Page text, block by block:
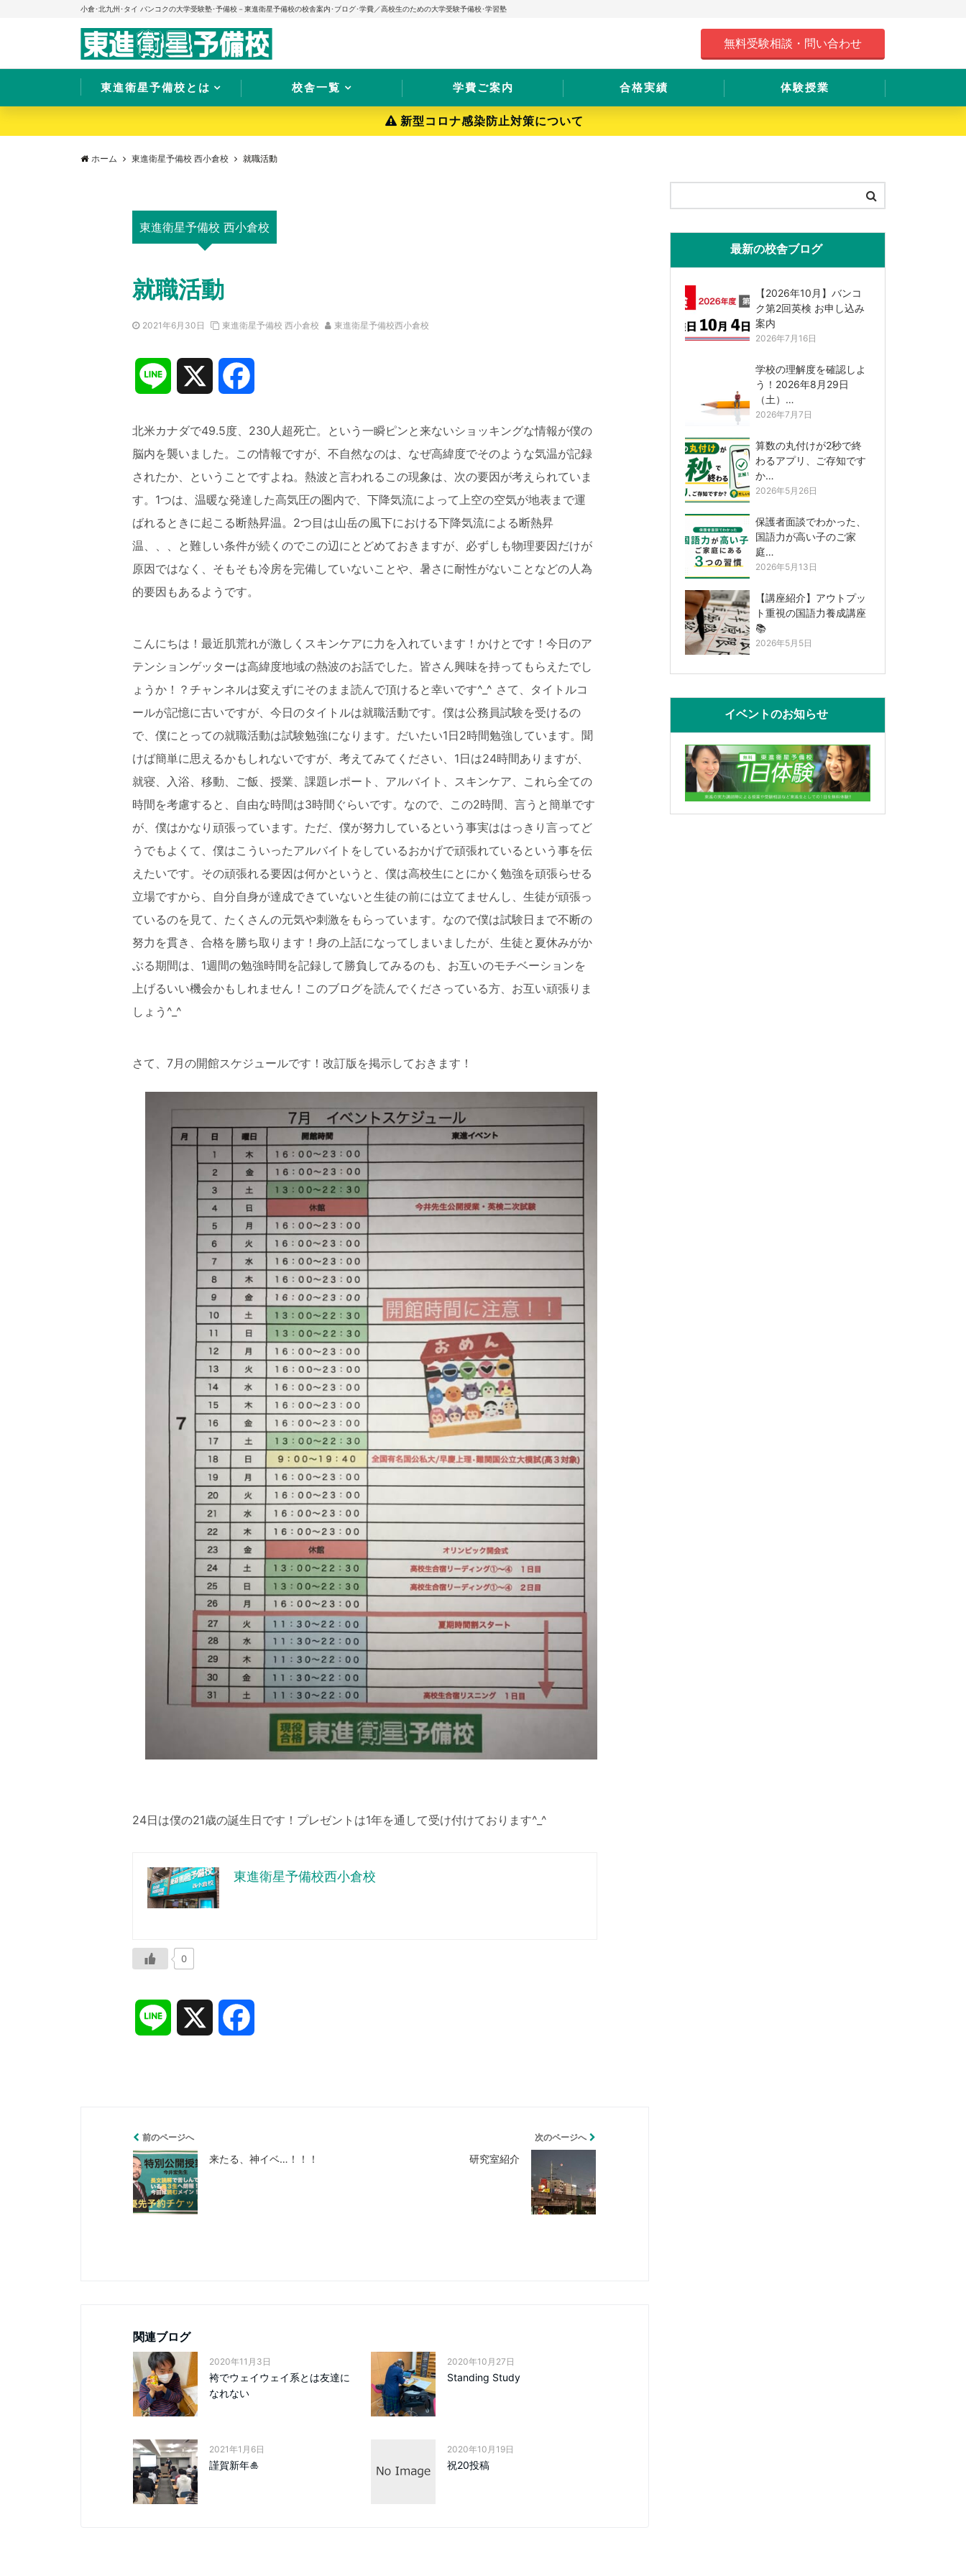
小倉･北九州･タイ バンコクの大学受験塾･予備校－東進衛星予備校の校舎案内･ブログ･学費／高校生のための大学受験予備校･学習塾
無料受験相談・問い合わせ
東進衛星予備校とは 校舎一覧 学費ご案内 合格実績 体験授業
新型コロナ感染防止対策について
ホーム 東進衛星予備校 西小倉校 就職活動
東進衛星予備校 西小倉校
就職活動
2021年6月30日 東進衛星予備校 西小倉校 東進衛星予備校西小倉校
n
e
c
e
b
o
北米カナダで49.5度、230人超死亡。という一瞬ピンと来ないショッキングな情報が僕の
脳内を襲いました。この情報ですが、不自然なのは、なぜ高緯度でそのような気温が記録
されたか、ということですよね。熱波と言われるこの現象は、次の要因が考えられていま
す。1つは、温暖な発達した高気圧の圏内で、下降気流によって上空の空気が地表まで運
ばれるときに起こる断熱昇温。2つ目は山岳の風下における下降気流による断熱昇
温、、、と難しい条件が続くのでこの辺にとどめておきますが、必ずしも物理要因だけが
原因ではなく、そもそも冷房を完備していないことや、暑さに耐性がないことなどの人為
的要因もあるようです。
こんにちは！最近肌荒れが激しくスキンケアに力を入れています！かけとです！今日のア
テンションゲッターは高緯度地域の熱波のお話でした。皆さん興味を持ってもらえたでし
ょうか！？チャンネルは変えずにそのまま読んで頂けると幸いです^_^ さて、タイトルコ
ールが記憶に古いですが、今日のタイトルは就職活動です。僕は公務員試験を受けるの
で、僕にとっての就職活動は試験勉強になります。だいたい1日2時間勉強しています。聞
けば簡単に思えるかもしれないですが、考えてみてください、1日は24時間ありますが、
就寝、入浴、移動、ご飯、授業、課題レポート、アルバイト、スキンケア、これら全ての
時間を考慮すると、自由な時間は3時間ぐらいです。なので、この2時間、言うと簡単です
が、僕はかなり頑張っています。ただ、僕が努力しているという事実ははっきり言ってど
うでもよくて、僕はこういったアルバイトをしているおかげで頑張れているという事を伝
えたいです。その頑張れる要因は何かというと、僕は高校生にとにかく勉強を頑張らせる
立場ですから、自分自身が達成できていないと生徒の前には立てませんし、生徒が頑張っ
ているのを見て、たくさんの元気や刺激をもらっています。なので僕は試験日まで不断の
努力を貫き、合格を勝ち取ります！身の上話になってしまいましたが、生徒と夏休みがか
ぶる期間は、1週間の勉強時間を記録して勝負してみるのも、お互いのモチベーションを
上げるいい機会かもしれません！このブログを読んでくださっている方、お互い頑張りま
しょう^_^
さて、7月の開館スケジュールです！改訂版を掲示しておきます！
24日は僕の21歳の誕生日です！プレゼントは1年を通して受け付けております^_^
東進衛星予備校西小倉校
0
b
前のページへ
来たる、神イベ…！！！
次のページへ
研究室紹介
関連ブログ
2020年11月3日
袴でウェイウェイ系とは友達に
なれない
2020年10月27日
Standing Study
2021年1月6日
謹賀新年🎍
2020年10月19日
祝20投稿
最新の校舎ブログ
【2026年10月】バンコ
ク第2回英検 お申し込み
案内
2026年7月16日
学校の理解度を確認しよ
う！2026年8月29日
（土）…
2026年7月7日
算数の丸付けが2秒で終
わるアプリ、ご存知です
か…
2026年5月26日
保護者面談でわかった、
国語力が高い子のご家
庭…
2026年5月13日
【講座紹介】アウトプッ
ト重視の国語力養成講座
📚
2026年5月5日
イベントのお知らせ